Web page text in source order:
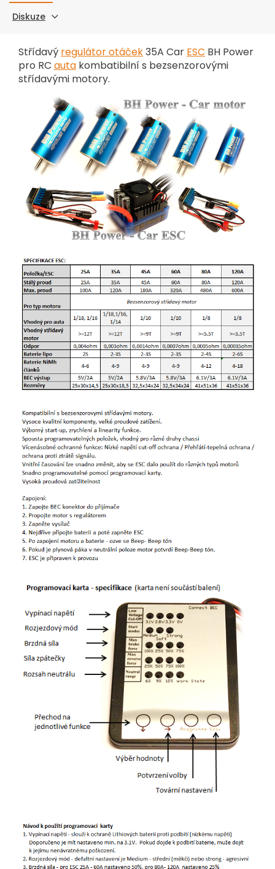
Diskuze
Střídavý regulátor otáček35A Car ESC BH Power
pro RC auta kombatibilní s bezsenzorovými
střídavými motory.